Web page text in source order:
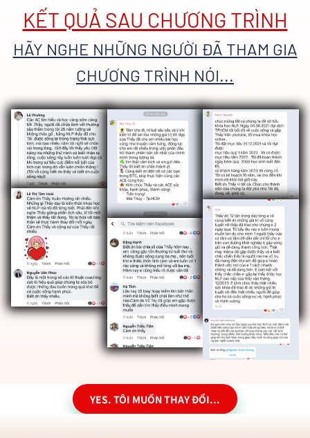
KẾT QUẢ SAU CHƯƠNG TRÌNH
HÃY NGHE NHỮNG NGƯỜI ĐÃ THAM GIA
CHƯƠNG TRÌNH NÓI...
YES. TÔI MUỐN THAY ĐỔI...